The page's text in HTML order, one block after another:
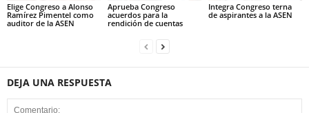
Elige Congreso a Alonso
Ramírez Pimentel como
auditor de la ASEN
Aprueba Congreso
acuerdos para la
rendición de cuentas
Integra Congreso terna
de aspirantes a la ASEN
DEJA UNA RESPUESTA